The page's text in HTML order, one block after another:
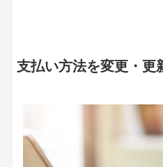
支払い方法を変更・更